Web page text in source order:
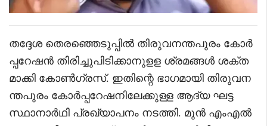
തദ്ദേശ തെരഞ്ഞെടുപ്പിൽ തിരുവനന്തപുരം കോർ
പ്പറേഷൻ തിരിച്ചുപിടിക്കാനുളള ശ്രമങ്ങൾ ശക്ത
മാക്കി കോൺഗ്രസ്. ഇതിന്റെ ഭാഗമായി തിരുവന
ന്തപുരം കോർപ്പറേഷനിലേക്കുള്ള ആദ്യ ഘട്ട
സ്ഥാനാർഥി പ്രഖ്യാപനം നടത്തി. മുൻ എംഎൽ